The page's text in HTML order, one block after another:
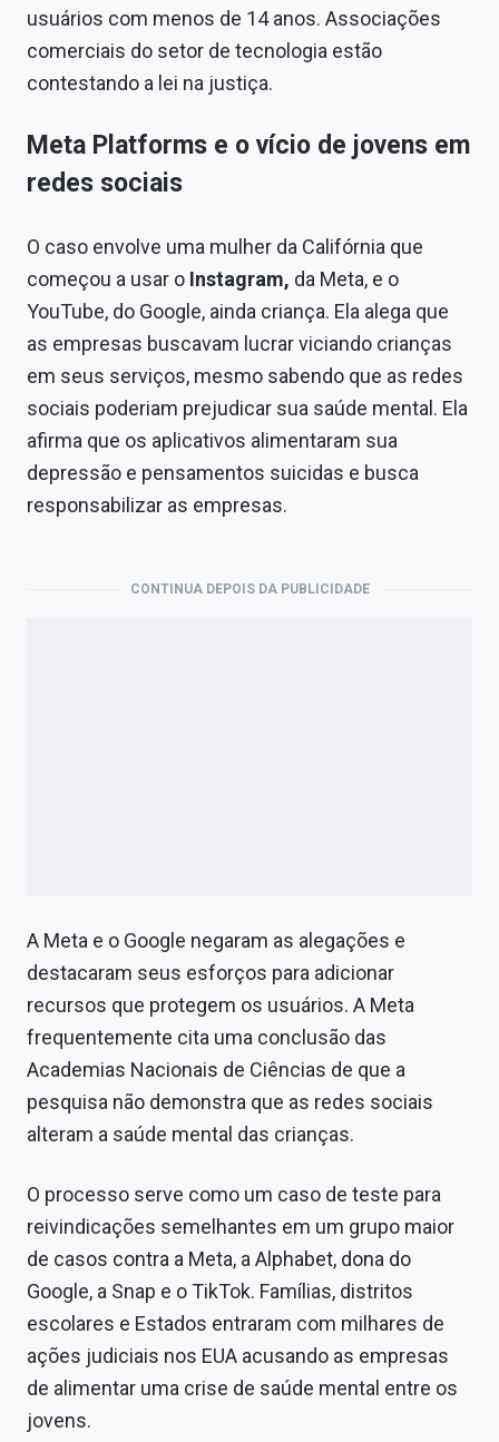
usuários com menos de 14 anos. Associações
comerciais do setor de tecnologia estão
contestando a lei na justiça.
Meta Platforms e o vício de jovens em
redes sociais
O caso envolve uma mulher da Califórnia que
começou a usar o Instagram, da Meta, e o
YouTube, do Google, ainda criança. Ela alega que
as empresas buscavam lucrar viciando crianças
em seus serviços, mesmo sabendo que as redes
sociais poderiam prejudicar sua saúde mental. Ela
afirma que os aplicativos alimentaram sua
depressão e pensamentos suicidas e busca
responsabilizar as empresas.
CONTINUA DEPOIS DA PUBLICIDADE
A Meta e o Google negaram as alegações e
destacaram seus esforços para adicionar
recursos que protegem os usuários. A Meta
frequentemente cita uma conclusão das
Academias Nacionais de Ciências de que a
pesquisa não demonstra que as redes sociais
alteram a saúde mental das crianças.
O processo serve como um caso de teste para
reivindicações semelhantes em um grupo maior
de casos contra a Meta, a Alphabet, dona do
Google, a Snap e o TikTok. Famílias, distritos
escolares e Estados entraram com milhares de
ações judiciais nos EUA acusando as empresas
de alimentar uma crise de saúde mental entre os
jovens.